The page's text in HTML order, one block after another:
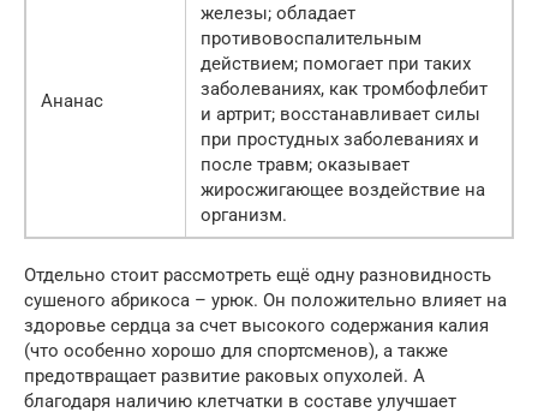
Ананас
железы; обладает
противовоспалительным
действием; помогает при таких
заболеваниях, как тромбофлебит
и артрит; восстанавливает силы
при простудных заболеваниях и
после травм; оказывает
жиросжигающее воздействие на
организм.
Отдельно стоит рассмотреть ещё одну разновидность
сушеного абрикоса – урюк. Он положительно влияет на
здоровье сердца за счет высокого содержания калия
(что особенно хорошо для спортсменов), а также
предотвращает развитие раковых опухолей. А
благодаря наличию клетчатки в составе улучшает